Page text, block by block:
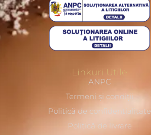
Linkuri Utile
ANPC
Termeni și condiții
Politică de confidentialitate
Politică de livrare